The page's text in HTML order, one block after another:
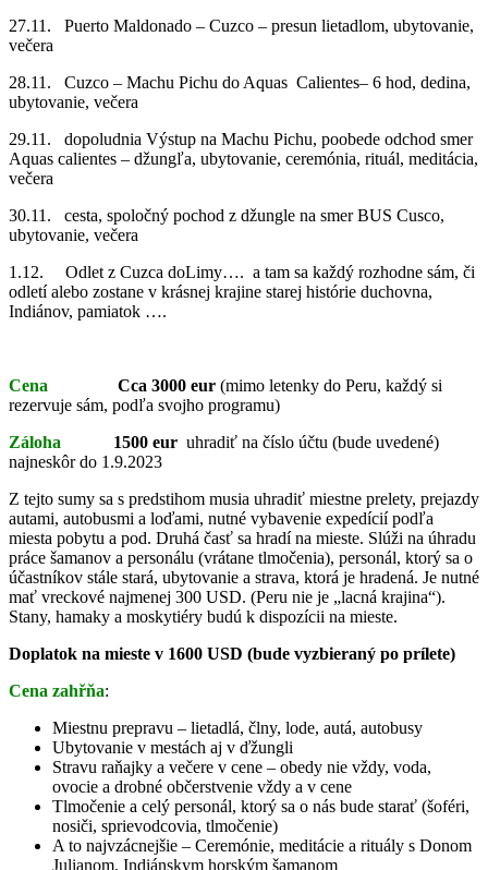
27.11. Puerto Maldonado – Cuzco – presun lietadlom, ubytovanie,
večera
28.11. Cuzco – Machu Pichu do Aquas Calientes– 6 hod, dedina,
ubytovanie, večera
29.11. dopoludnia Výstup na Machu Pichu, poobede odchod smer
Aquas calientes – džungľa, ubytovanie, ceremónia, rituál, meditácia,
večera
30.11. cesta, spoločný pochod z džungle na smer BUS Cusco,
ubytovanie, večera
1.12. Odlet z Cuzca doLimy…. a tam sa každý rozhodne sám, či
odletí alebo zostane v krásnej krajine starej histórie duchovna,
Indiánov, pamiatok ….
Cena Cca 3000 eur (mimo letenky do Peru, každý si
rezervuje sám, podľa svojho programu)
Záloha
1500 eur uhradiť na číslo účtu (bude uvedené)
najneskôr do 1.9.2023
Z tejto sumy sa s predstihom musia uhradiť miestne prelety, prejazdy
autami, autobusmi a loďami, nutné vybavenie expedícií podľa
miesta pobytu a pod. Druhá časť sa hradí na mieste. Slúži na úhradu
práce šamanov a personálu (vrátane tlmočenia), personál, ktorý sa o
účastníkov stále stará, ubytovanie a strava, ktorá je hradená. Je nutné
mať vreckové najmenej 300 USD. (Peru nie je „lacná krajina“).
Stany, hamaky a moskytiéry budú k dispozícii na mieste.
Doplatok na mieste v 1600 USD (bude vyzbieraný po prílete)
Cena zahřňa:
Miestnu prepravu – lietadlá, člny, lode, autá, autobusy
Ubytovanie v mestách aj v ďžungli
Stravu raňajky a večere v cene – obedy nie vždy, voda,
ovocie a drobné občerstvenie vždy a v cene
Tlmočenie a celý personál, ktorý sa o nás bude starať (šoféri,
nosiči, sprievodcovia, tlmočenie)
A to najvzácnejšie – Ceremónie, meditácie a rituály s Donom
Julianom, Indiánskym horským šamanom